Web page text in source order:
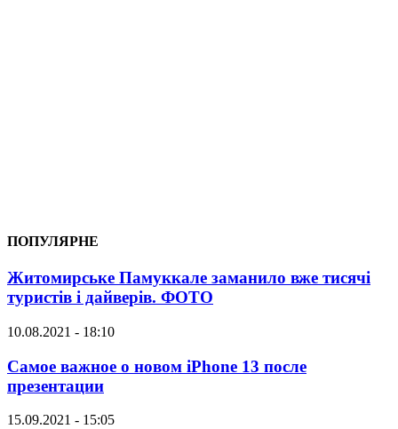
ПОПУЛЯРНЕ
Житомирське Памуккале заманило вже тисячі
туристів і дайверів. ФОТО
10.08.2021 - 18:10
Самое важное о новом iPhone 13 после
презентации
15.09.2021 - 15:05